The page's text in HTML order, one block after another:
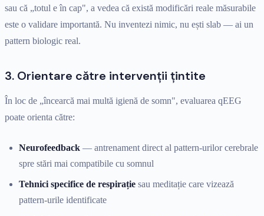
sau că „totul e în cap", a vedea că există modificări reale măsurabile
este o validare importantă. Nu inventezi nimic, nu ești slab — ai un
pattern biologic real.
3. Orientare către intervenții țintite
În loc de „încearcă mai multă igienă de somn", evaluarea qEEG
poate orienta către:
Neurofeedback — antrenament direct al pattern-urilor cerebrale
spre stări mai compatibile cu somnul
Tehnici specifice de respirație sau meditație care vizează
pattern-urile identificate